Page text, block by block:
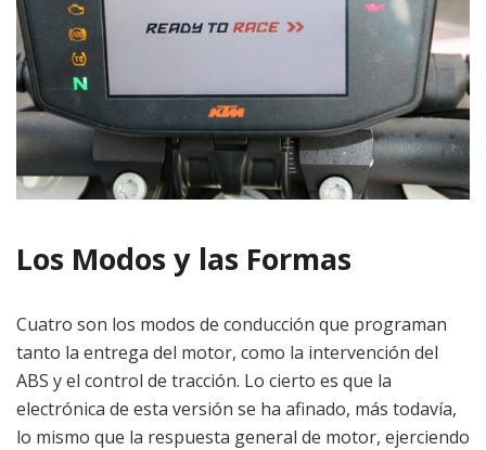
Los Modos y las Formas
Cuatro son los modos de conducción que programan
tanto la entrega del motor, como la intervención del
ABS y el control de tracción. Lo cierto es que la
electrónica de esta versión se ha afinado, más todavía,
lo mismo que la respuesta general de motor, ejerciendo